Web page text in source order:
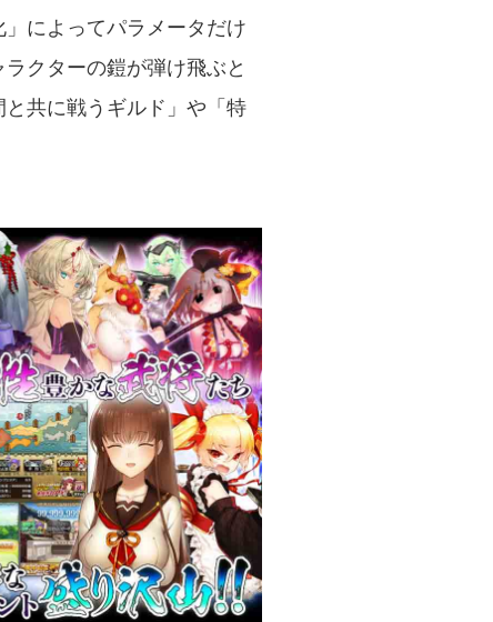
によってパラメータだけ
クターの鎧が弾け飛ぶと
共に戦うギルド」や「特